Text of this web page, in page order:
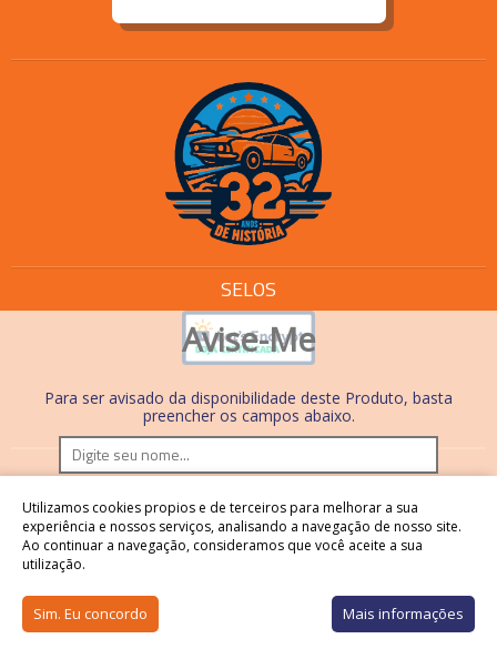
Ínicio Categorias Perfil Whatsapp
Avise-Me
Para ser avisado da disponibilidade deste Produto, basta
preencher os campos abaixo.
SELOS
somente em compras realizadas no site. Nas lojas físicas,
os preços, condições de pagamento e processos são
Os preços podem sofrer alterações sem aviso prévio
Utilizamos cookies propios e de terceiros para melhorar a sua
experiência e nossos serviços, analisando a navegação de nosso site.
Ao continuar a navegação, consideramos que você aceite a sua
utilização.
Sim. Eu concordo Mais informações